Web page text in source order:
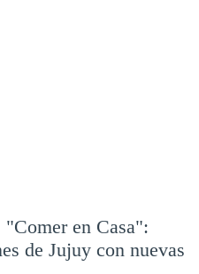
"Comer en Casa":
de Jujuy con nuevas